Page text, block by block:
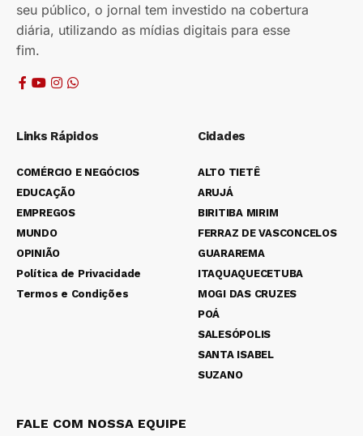
seu público, o jornal tem investido na cobertura
diária, utilizando as mídias digitais para esse
fim.
Links Rápidos
COMÉRCIO E NEGÓCIOS
EDUCAÇÃO
EMPREGOS
MUNDO
OPINIÃO
Política de Privacidade
Termos e Condições
Cidades
ALTO TIETÊ
ARUJÁ
BIRITIBA MIRIM
FERRAZ DE VASCONCELOS
GUARAREMA
ITAQUAQUECETUBA
MOGI DAS CRUZES
POÁ
SALESÓPOLIS
SANTA ISABEL
SUZANO
FALE COM NOSSA EQUIPE